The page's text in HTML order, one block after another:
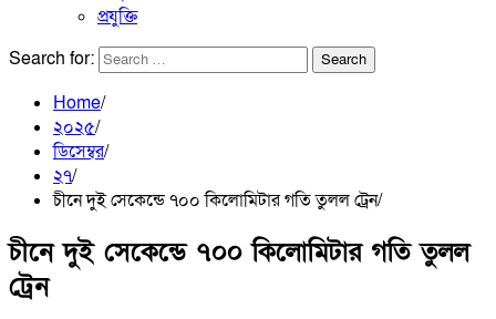
প্রযুক্তি
Search for:
Home
২০২৫
ডিসেম্বর
২৭
চীনে দুই সেকেন্ডে ৭০০ কিলোমিটার গতি তুলল ট্রেন
চীনে দুই সেকেন্ডে ৭০০ কিলোমিটার গতি তুলল
ট্রেন